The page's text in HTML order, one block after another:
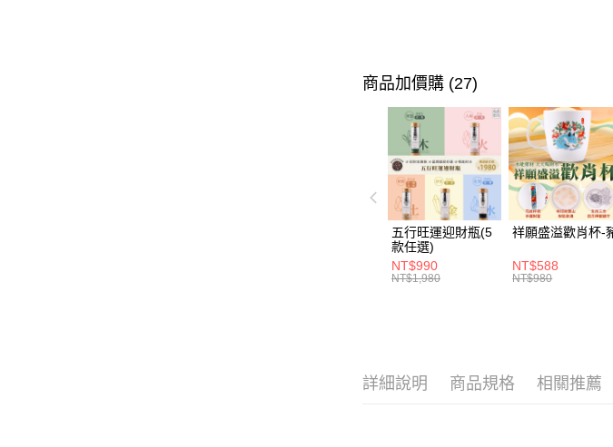
商品加價購 (27)
五行旺運迎財瓶(5
款任選)
NT$990
NT$1,980
祥願盛溢歡肖杯-
NT$588
NT$980
詳細說明 商品規格 相關推薦